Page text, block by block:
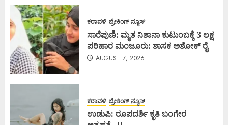
ಕರಾವಳಿ ಬ್ರೇಕಿಂಗ್ ನ್ಯೂಸ್
ಸಾರೆಪುಣಿ: ಮೃತ ನಿಶಾನಾ ಕುಟುಂಬಕ್ಕೆ 3 ಲಕ್ಷ
ಪರಿಹಾರ ಮಂಜೂರು: ಶಾಸಕ ಅಶೋಕ್ ರೈ
AUGUST 7, 2026
ಕರಾವಳಿ ಬ್ರೇಕಿಂಗ್ ನ್ಯೂಸ್
ಉಡುಪಿ: ರೂಪದರ್ಶಿ ಕೃತಿ ಬಂಗೇರ